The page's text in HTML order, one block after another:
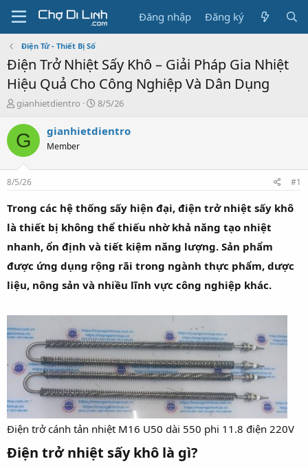
Đăng nhập Đăng ký
Điện Tử - Thiết Bị Số
Điện Trở Nhiệt Sấy Khô – Giải Pháp Gia Nhiệt
Hiệu Quả Cho Công Nghiệp Và Dân Dụng
T
r
e
a
s
t
r
r
gianhietdientro
N
à
8/5/26
G gianhietdientro
Member
8/5/26 #1
Trong các hệ thống sấy hiện đại, điện trở nhiệt sấy khô
là thiết bị không thể thiếu nhờ khả năng tạo nhiệt
nhanh, ổn định và tiết kiệm năng lượng. Sản phẩm
được ứng dụng rộng rãi trong ngành thực phẩm, dược
liệu, nông sản và nhiều lĩnh vực công nghiệp khác.
Điện trở cánh tản nhiệt M16 U50 dài 550 phi 11.8 điện 220V
Điện trở nhiệt sấy khô là gì?​